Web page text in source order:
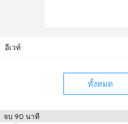
อีเวท์
ทั้งหมด
จบ 90 นาที